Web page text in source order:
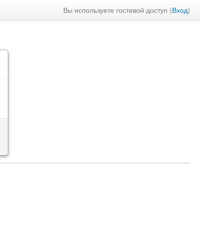
Вы используете гостевой доступ (Вход)